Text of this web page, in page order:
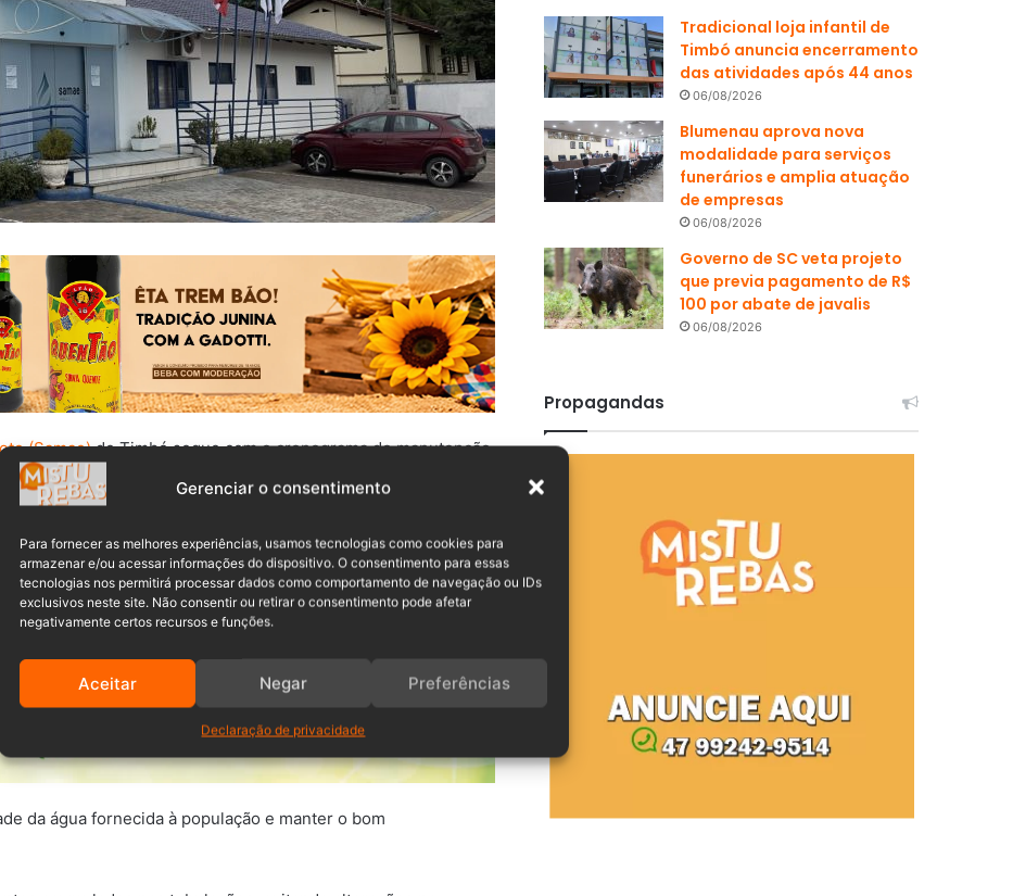
Gerenciar o consentimento
Para fornecer as melhores experiências, usamos tecnologias como cookies para
armazenar e/ou acessar informações do dispositivo. O consentimento para essas
tecnologias nos permitirá processar dados como comportamento de navegação ou IDs
exclusivos neste site. Não consentir ou retirar o consentimento pode afetar
negativamente certos recursos e funções.
Aceitar Negar Preferências
Declaração de privacidade
(Samae)de Timbó segue com o cronograma de manutenção
cidade.
realiza o processo de descarga e limpeza das
Mulde, Padre Martinho Stein, Estados e
da água fornecida à população e manter o bom
Tradicional loja infantil de
Timbó anuncia encerramento
das atividades após 44 anos
06/08/2026
Blumenau aprova nova
modalidade para serviços
funerários e amplia atuação
de empresas
06/08/2026
Governo de SC veta projeto
que previa pagamento de R$
100 por abate de javalis
06/08/2026
Propagandas